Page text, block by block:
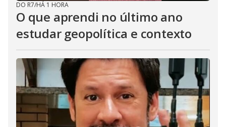
DO R7/HÁ 1 HORA
O que aprendi no último ano
estudar geopolítica e contexto